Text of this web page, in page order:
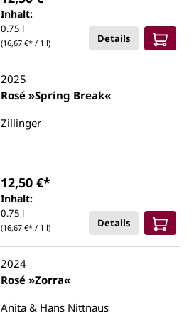
Inhalt:
0.75 l
(16,67 €* / 1 l) Details
2025
Rosé »Spring Break«
Zillinger
Inhalt:
0.75 l
(16,67 €* / 1 l)
12,50 €*
Details
2024
Rosé »Zorra«
Anita & Hans Nittnaus